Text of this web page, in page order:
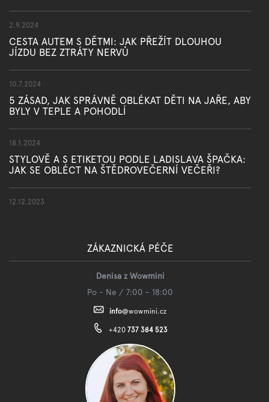
2.9.2024
CESTA AUTEM S DĚTMI: JAK PŘEŽÍT DLOUHOU
JÍZDU BEZ ZTRÁTY NERVŮ
10.7.2024
5 ZÁSAD, JAK SPRÁVNĚ OBLÉKAT DĚTI NA JAŘE, ABY
BYLY V TEPLE A POHODLÍ
18.1.2024
STYLOVĚ A S ETIKETOU PODLE LADISLAVA ŠPAČKA:
JAK SE OBLÉCT NA ŠTĚDROVEČERNÍ VEČEŘI?
12.12.2023
ZÁKAZNICKÁ PÉČE
Denisa z Wowmini
Po - Ne / 7:00 - 18:00
info@wowmini.cz
+420 737 384 523